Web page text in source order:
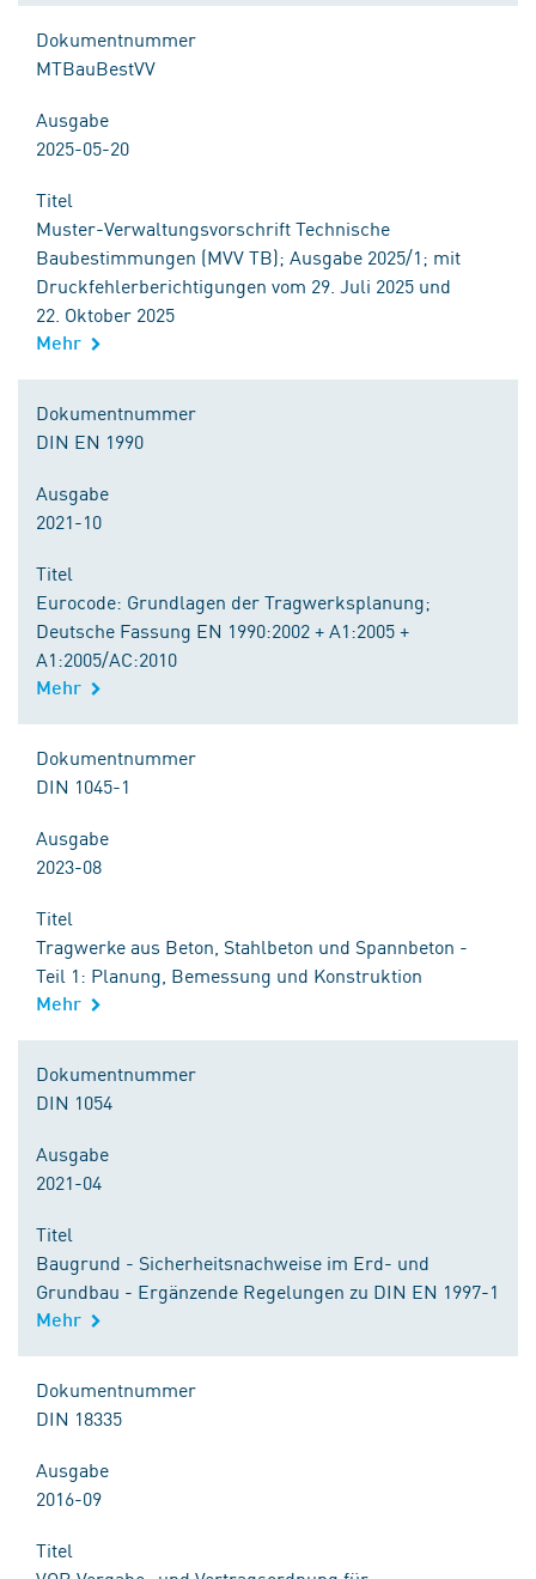
Dokumentnummer
MTBauBestVV
Ausgabe
2025-05-20
Titel
Muster-Verwaltungsvorschrift Technische
Baubestimmungen (MVV TB); Ausgabe 2025/1; mit
Druckfehlerberichtigungen vom 29. Juli 2025 und
22. Oktober 2025
Mehr
Dokumentnummer
DIN EN 1990
Ausgabe
2021-10
Titel
Eurocode: Grundlagen der Tragwerksplanung;
Deutsche Fassung EN 1990:2002 + A1:2005 +
A1:2005/AC:2010
Mehr
Dokumentnummer
DIN 1045-1
Ausgabe
2023-08
Titel
Tragwerke aus Beton, Stahlbeton und Spannbeton -
Teil 1: Planung, Bemessung und Konstruktion
Mehr
Dokumentnummer
DIN 1054
Ausgabe
2021-04
Titel
Baugrund - Sicherheitsnachweise im Erd- und
Grundbau - Ergänzende Regelungen zu DIN EN 1997-1
Mehr
Dokumentnummer
DIN 18335
Ausgabe
2016-09
Titel